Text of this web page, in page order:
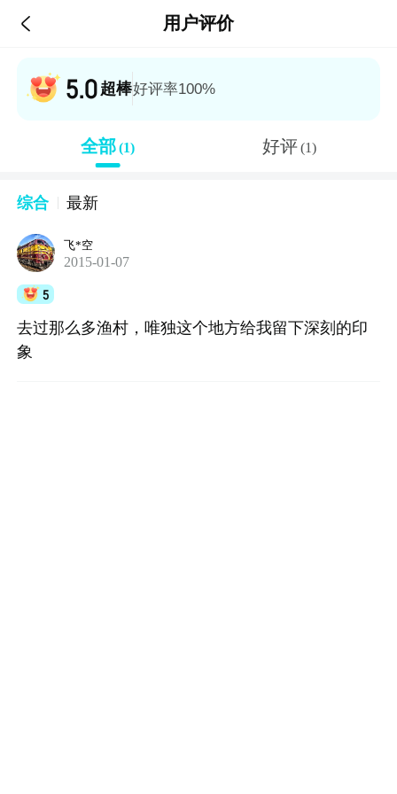
 用户评价
5.0 超棒好评率100%
全部(1) 好评(1)
综合 最新
飞*空
2015-01-07
5
去过那么多渔村，唯独这个地方给我留下深刻的印
象